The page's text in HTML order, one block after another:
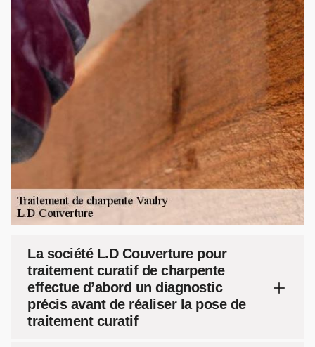
La société L.D Couverture pour
traitement curatif de charpente
effectue d’abord un diagnostic
précis avant de réaliser la pose de
traitement curatif